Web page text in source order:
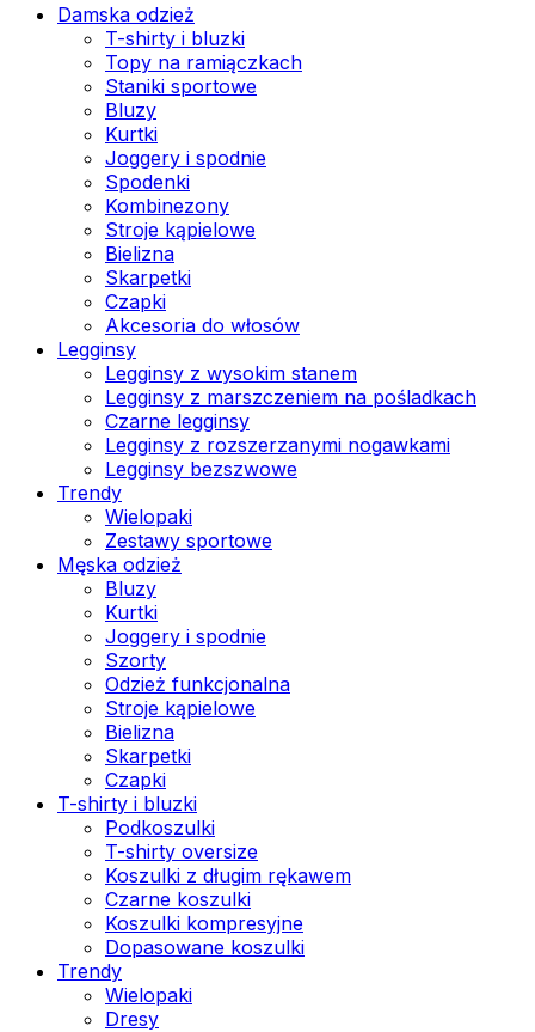
Damska odzież
T-shirty i bluzki
Topy na ramiączkach
Staniki sportowe
Bluzy
Kurtki
Joggery i spodnie
Spodenki
Kombinezony
Stroje kąpielowe
Bielizna
Skarpetki
Czapki
Akcesoria do włosów
Legginsy
Legginsy z wysokim stanem
Legginsy z marszczeniem na pośladkach
Czarne legginsy
Legginsy z rozszerzanymi nogawkami
Legginsy bezszwowe
Trendy
Wielopaki
Zestawy sportowe
Męska odzież
Bluzy
Kurtki
Joggery i spodnie
Szorty
Odzież funkcjonalna
Stroje kąpielowe
Bielizna
Skarpetki
Czapki
T-shirty i bluzki
Podkoszulki
T-shirty oversize
Koszulki z długim rękawem
Czarne koszulki
Koszulki kompresyjne
Dopasowane koszulki
Trendy
Wielopaki
Dresy